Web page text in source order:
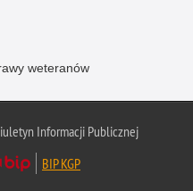
weteranów
Informacji Publicznej
BIP KGP